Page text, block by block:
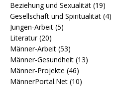
Beziehung und Sexualität (19)
Gesellschaft und Spiritualität (4)
Jungen-Arbeit (5)
Literatur(20)
Männer-Arbeit (53)
Männer-Gesundheit (13)
Männer-Projekte (46)
MännerPortal.Net (10)